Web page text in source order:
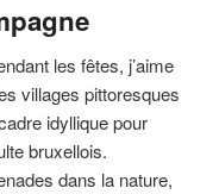
les fêtes, j’aime
villages pittoresques
idyllique pour
bruxellois.
dans la nature,